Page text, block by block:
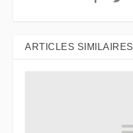
ARTICLES SIMILAIRES